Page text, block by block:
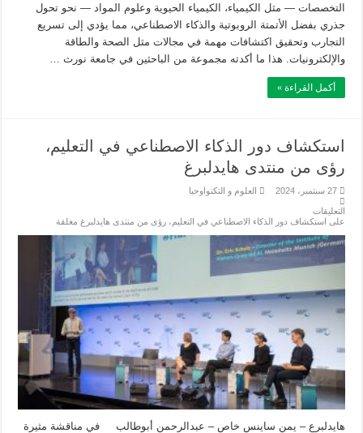
التخصصات — مثل الكيمياء، الكيمياء الحيوية وعلوم المواد — نحو تحول
جذري بفضل الأتمتة الروبوتية والذكاء الاصطناعي، مما يؤدي إلى تسريع
التجارب وتحقيق اكتشافات مهمة في مجالات مثل الصحة والطاقة
والإلكترونيات. هذا ما أكدته مجموعة من الباحثين في جامعة نورث …
أكمل القراءة »
استكشاف دور الذكاء الاصطناعي في التعليم،
رؤى من منتدى هايدلبرغ
27 سبتمبر، 2024 العلوم و التكنواوجيا
التعليقات
على استكشاف دور الذكاء الاصطناعي في التعليم، رؤى من منتدى هايدلبرغ مغلقة
هايدلبرع – يمن ساينس خاص – عبدالرحمن أبوطالب في مناقشة مثيرة